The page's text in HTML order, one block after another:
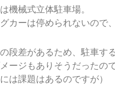
機械式立体駐車場。
カーは停められないので
段差があるため、駐車す
ージもありそうだったの
は課題はあるのですが）